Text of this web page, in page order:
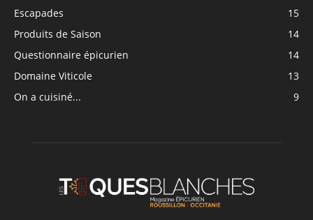
Escapades
15
Produits de Saison
14
Questionnaire épicurien
14
Domaine Viticole
13
On a cuisiné...
9